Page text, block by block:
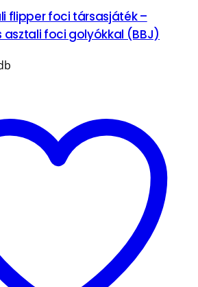
flipper foci társasjáték –
asztali foci golyókkal (BBJ)